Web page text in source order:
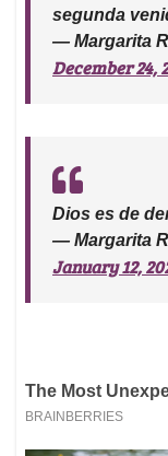
segunda
— Margarita
December 24,
Dios es de
— Margarita
January 12,